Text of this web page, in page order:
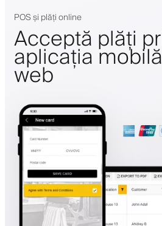
POS și plăți online
Acceptă plăți
aplicația
web